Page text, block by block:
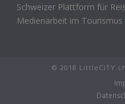
Schweizer Plattform für
Medienarbeit im Tourismus
© 2018 LittleCITY.ch.